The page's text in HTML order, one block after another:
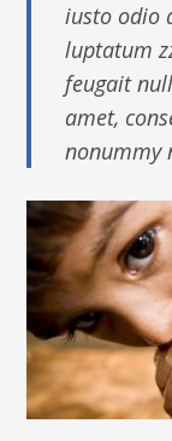
iusto odio
luptatum
feugait
amet,
nonummy